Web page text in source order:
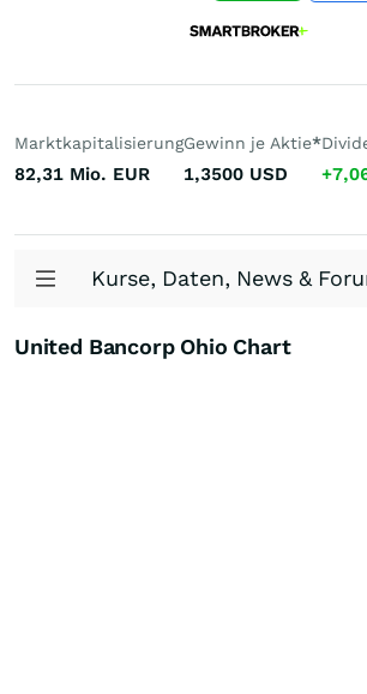
Marktkapitalisierung
82,31 Mio. EUR
Gewinn je Aktie*
1,3500 USD
Kurse, Daten, News &
United Bancorp Ohio Chart